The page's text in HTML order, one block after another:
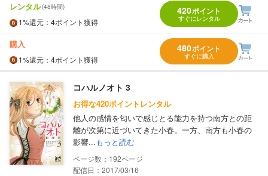
レンタル(48時間)
1%還元 ：4ポイント獲得
420ポイント
すぐにレンタル
購入
1%還元 ：4ポイント獲得
480ポイント
すぐに購入
コハルノオト 3
お得な420ポイントレンタル
他人の感情を匂いで感じとる能力を持つ南方との距
離が次第に近づいてきた小春。一方、南方も小春の
影響...もっと読む
192
配信日：2017/03/16